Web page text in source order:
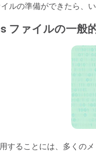
ルの準備ができたら、
ファイルの一般
することには、多くの